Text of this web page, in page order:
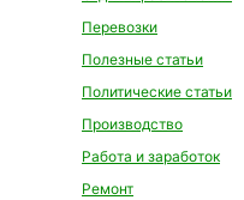
Перевозки
Полезные статьи
Политические статьи
Производство
Работа и заработок
Ремонт